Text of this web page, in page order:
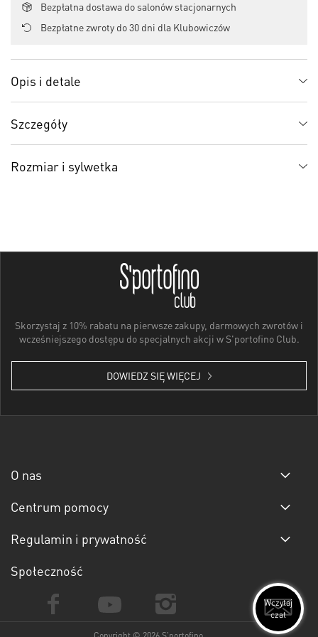
Bezpłatna dostawa do salonów stacjonarnych
Bezpłatne zwroty do 30 dni dla Klubowiczów
Opis i detale
Szczegóły
Rozmiar i sylwetka
Skorzystaj z 10% rabatu na pierwsze zakupy, darmowych zwrotów i
wcześniejszego dostępu do specjalnych akcji w S'portofino Club.
DOWIEDZ SIĘ WIĘCEJ
O nas
Centrum pomocy
Regulamin i prywatność
Społeczność
Wczytaj
czat